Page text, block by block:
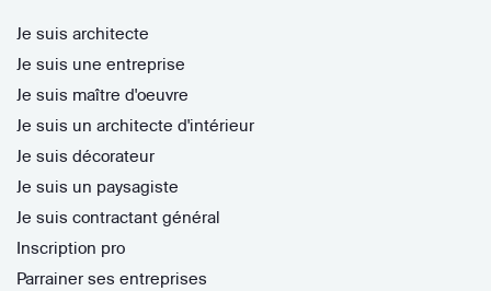
Je suis architecte
Je suis une entreprise
Je suis maître d'oeuvre
Je suis un architecte d'intérieur
Je suis décorateur
Je suis un paysagiste
Je suis contractant général
Inscription pro
Parrainer ses entreprises